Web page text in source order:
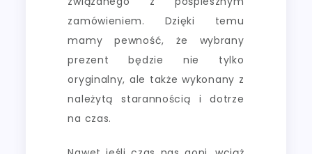
zamówieniem. Dzięki temu
mamy pewność, że wybrany
prezent będzie nie tylko
oryginalny, ale także wykonany z
należytą starannością i dotrze
na czas.